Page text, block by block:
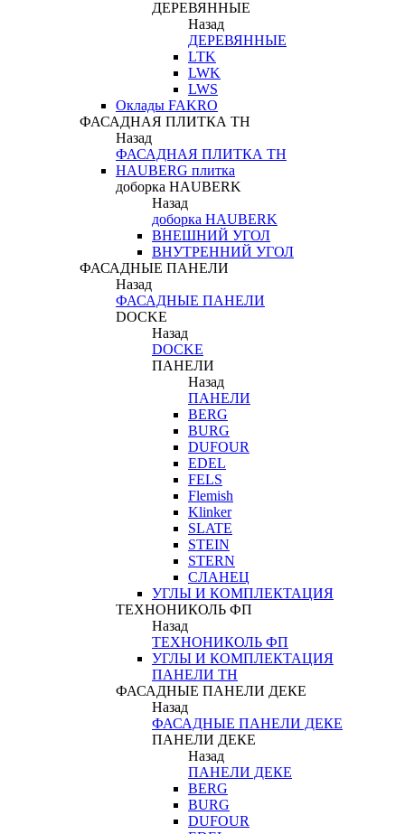
ДЕРЕВЯННЫЕ
Назад
ДЕРЕВЯННЫЕ
LTK
LWK
LWS
Оклады FAKRO
ФАСАДНАЯ ПЛИТКА ТН
Назад
ФАСАДНАЯ ПЛИТКА ТН
HAUBERG плитка
доборка HAUBERK
Назад
доборка HAUBERK
ВНЕШНИЙ УГОЛ
ВНУТРЕННИЙ УГОЛ
ФАСАДНЫЕ ПАНЕЛИ
Назад
ФАСАДНЫЕ ПАНЕЛИ
DOCKE
Назад
DOCKE
ПАНЕЛИ
Назад
ПАНЕЛИ
BERG
BURG
DUFOUR
EDEL
FELS
Flemish
Klinker
SLATE
STEIN
STERN
СЛАНЕЦ
УГЛЫ И КОМПЛЕКТАЦИЯ
ТЕХНОНИКОЛЬ ФП
Назад
ТЕХНОНИКОЛЬ ФП
УГЛЫ И КОМПЛЕКТАЦИЯ
ПАНЕЛИ ТН
ФАСАДНЫЕ ПАНЕЛИ ДЕКЕ
Назад
ФАСАДНЫЕ ПАНЕЛИ ДЕКЕ
ПАНЕЛИ ДЕКЕ
Назад
ПАНЕЛИ ДЕКЕ
BERG
BURG
DUFOUR